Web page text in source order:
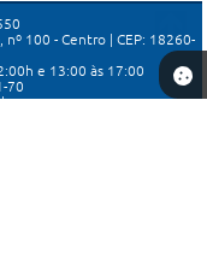
100 - Centro | CEP: 18260-
e 13:00 às 17:00
70